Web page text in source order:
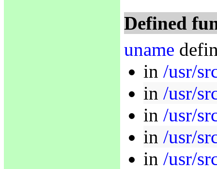
Defined
uname
in /usr/
in /usr/
in /usr/
in /usr/
in /usr/